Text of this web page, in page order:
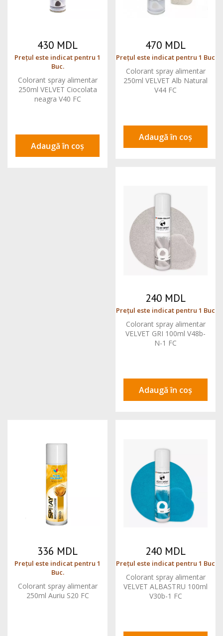
430 MDL
Prețul este indicat pentru 1
Buc.
Colorant spray alimentar
250ml VELVET Ciocolata
neagra V40 FC
Adaugă în coș
470 MDL
Prețul este indicat pentru 1 Buc
Colorant spray alimentar
250ml VELVET Alb Natural
V44 FC
Adaugă în coș
240 MDL
Prețul este indicat pentru 1 Buc
Colorant spray alimentar
VELVET GRI 100ml V48b-
N-1 FC
Adaugă în coș
336 MDL
Prețul este indicat pentru 1
Buc.
Colorant spray alimentar
250ml Auriu S20 FC
240 MDL
Prețul este indicat pentru 1 Buc
Colorant spray alimentar
VELVET ALBASTRU 100ml
V30b-1 FC